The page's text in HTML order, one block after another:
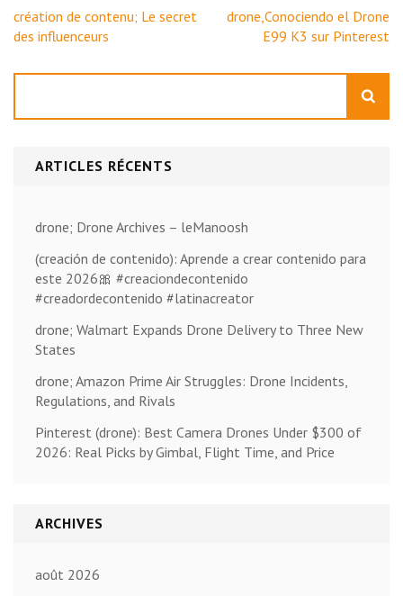
Navigation
de
création de contenu; Le secret
des influenceurs
drone,Conociendo el Drone
E99 K3 sur Pinterest
ARTICLES RÉCENTS
drone; Drone Archives – leManoosh
(creación de contenido): Aprende a crear contenido para
este 2026🎀 #creaciondecontenido
#creadordecontenido #latinacreator
drone; Walmart Expands Drone Delivery to Three New
States
drone; Amazon Prime Air Struggles: Drone Incidents,
Regulations, and Rivals
Pinterest (drone): Best Camera Drones Under $300 of
2026: Real Picks by Gimbal, Flight Time, and Price
ARCHIVES
août 2026